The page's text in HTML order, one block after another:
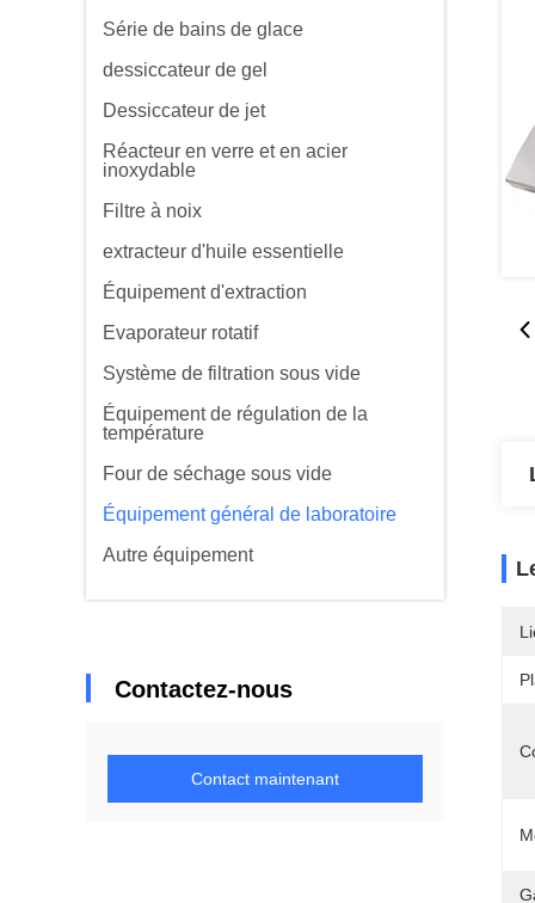
Série de bains de glace
dessiccateur de gel
Dessiccateur de jet
Réacteur en verre et en acier
inoxydable
Filtre à noix
extracteur d'huile essentielle
Équipement d'extraction
Evaporateur rotatif
Système de filtration sous vide
Équipement de régulation de la
température
Four de séchage sous vide
Équipement général de laboratoire
Autre équipement
Contactez-nous
Contact maintenant